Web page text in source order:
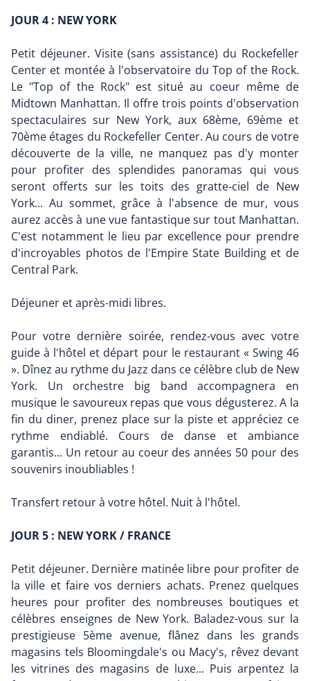
JOUR 4 : NEW YORK
Petit déjeuner. Visite (sans assistance) du Rockefeller
Center et montée à l'observatoire du Top of the Rock.
Le "Top of the Rock" est situé au coeur même de
Midtown Manhattan. Il offre trois points d'observation
spectaculaires sur New York, aux 68ème, 69ème et
70ème étages du Rockefeller Center. Au cours de votre
découverte de la ville, ne manquez pas d'y monter
pour profiter des splendides panoramas qui vous
seront offerts sur les toits des gratte-ciel de New
York... Au sommet, grâce à l'absence de mur, vous
aurez accès à une vue fantastique sur tout Manhattan.
C'est notamment le lieu par excellence pour prendre
d'incroyables photos de l'Empire State Building et de
Central Park.
Déjeuner et après-midi libres.
Pour votre dernière soirée, rendez-vous avec votre
guide à l'hôtel et départ pour le restaurant « Swing 46
». Dînez au rythme du Jazz dans ce célèbre club de New
York. Un orchestre big band accompagnera en
musique le savoureux repas que vous dégusterez. A la
fin du diner, prenez place sur la piste et appréciez ce
rythme endiablé. Cours de danse et ambiance
garantis... Un retour au coeur des années 50 pour des
souvenirs inoubliables !
Transfert retour à votre hôtel. Nuit à l'hôtel.
JOUR 5 : NEW YORK / FRANCE
Petit déjeuner. Dernière matinée libre pour profiter de
la ville et faire vos derniers achats. Prenez quelques
heures pour profiter des nombreuses boutiques et
célèbres enseignes de New York. Baladez-vous sur la
prestigieuse 5ème avenue, flânez dans les grands
magasins tels Bloomingdale's ou Macy's, rêvez devant
les vitrines des magasins de luxe... Puis arpentez la